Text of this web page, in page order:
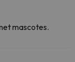
mascotes.